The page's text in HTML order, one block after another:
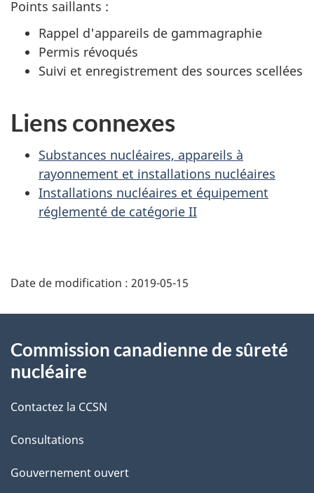
Points saillants :
Rappel d'appareils de gammagraphie
Permis révoqués
Suivi et enregistrement des sources scellées
Liens connexes
Substances nucléaires, appareils à
rayonnement et installations nucléaires
Installations nucléaires et équipement
réglementé de catégorie II
é
a
i
l
s
d
Date de modification : 2019-05-15
propos
ce
site
Commission canadienne de sûreté
nucléaire
Contactez la CCSN
Consultations
Gouvernement ouvert